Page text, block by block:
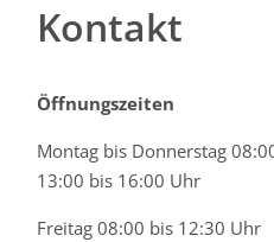
Kontakt
Öffnungszeiten
Montag bis Donnerstag
13:00 bis 16:00 Uhr
Freitag 08:00 bis 12:30 Uhr